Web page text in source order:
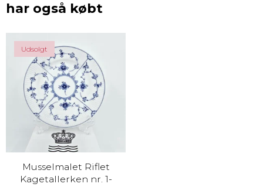
har også købt
Udsolgt
Musselmalet Riflet
Kagetallerken nr. 1-